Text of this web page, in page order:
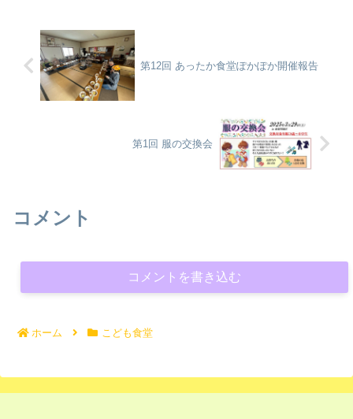
菜、ニラ、サニーレタス：あさひかわ農
づ相談所病院 看護師副師長）・寄付金：
田口善夫 様（天理よろづ相談所病院 参
与）
第12回 あったか食堂ぽかぽか開催報告
第1回 服の交換会
コメント
コメントを書き込む
ホーム こども食堂